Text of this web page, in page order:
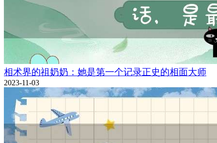
相术界的祖奶奶：她是第一个记录正史的相面大师
2023-11-03